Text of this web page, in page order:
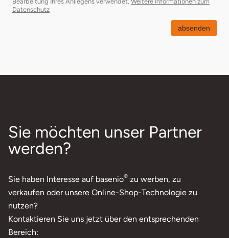
Datenschutz
absenden
Sie möchten unser Partner
werden?
Sie haben Interesse auf basenio® zu werben, zu
verkaufen oder unsere Online-Shop-Technologie zu
nutzen?
Kontaktieren Sie uns jetzt über den entsprechenden
Bereich: